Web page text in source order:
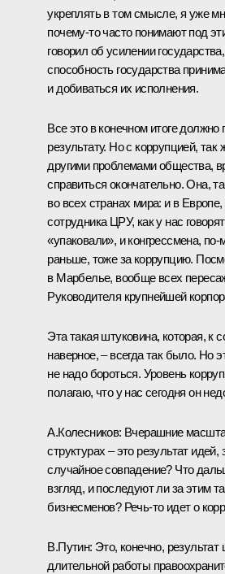
укреплять в том смысле, я уже
почему‑то часто понимают под
говорил об усилении
способность государства
и добиваться их исполнения.
Все это в конечном итоге
результату. Но с коррупцией, так
другими проблемами общества,
справиться окончательно. Она,
во всех странах мира: и в
сотрудника ЦРУ, как у нас
«упаковали», и конгрессмена,
раньше, тоже за коррупцию.
в Марбелье, вообще всех
Руководителя крупнейшей
Эта такая штуковина, которая, к
наверное, – всегда так было. Но
не надо бороться. Уровень
полагаю, что у нас сегодня он
А.Колесников: Вчерашние
структурах – это результат
случайное совпадение? Что
взгляд, и последуют ли за этим
бизнесменов? Речь‑то идет о
В.Путин: Это, конечно, результат
длительной работы